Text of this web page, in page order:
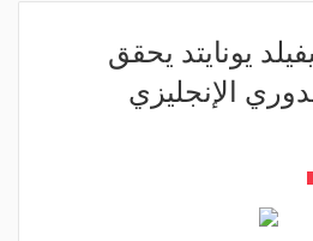
شيفيلد يونايتد يحقق
الإنجليزي